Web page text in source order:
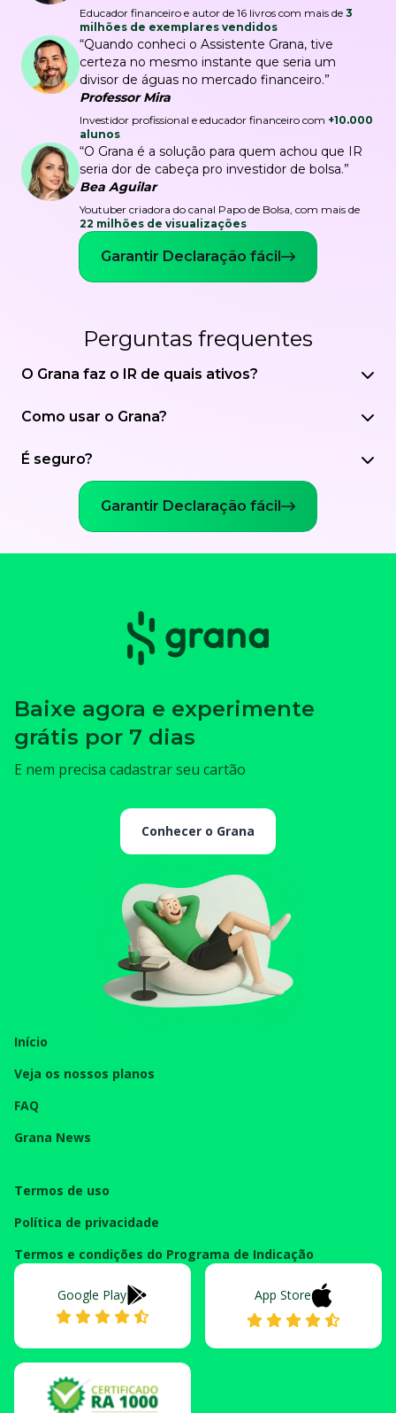
Educador financeiro e autor de 16 livros com mais de 3
milhões de exemplares vendidos
“Quando conheci o Assistente Grana, tive
certeza no mesmo instante que seria um
divisor de águas no mercado financeiro.”
Professor Mira
Investidor profissional e educador financeiro com +10.000
alunos
“O Grana é a solução para quem achou que IR
seria dor de cabeça pro investidor de bolsa.”
Bea Aguilar
Youtuber criadora do canal Papo de Bolsa, com mais de
22 milhões de visualizações
Garantir Declaração fácil
Perguntas frequentes
O Grana faz o IR de quais ativos?
Como usar o Grana?
É seguro?
Garantir Declaração fácil
Baixe agora e experimente
grátis por 7 dias
E nem precisa cadastrar seu cartão
Conhecer o Grana
Início
Veja os nossos planos
FAQ
Grana News
Termos de uso
Política de privacidade
Termos e condições do Programa de Indicação
Google Play App Store